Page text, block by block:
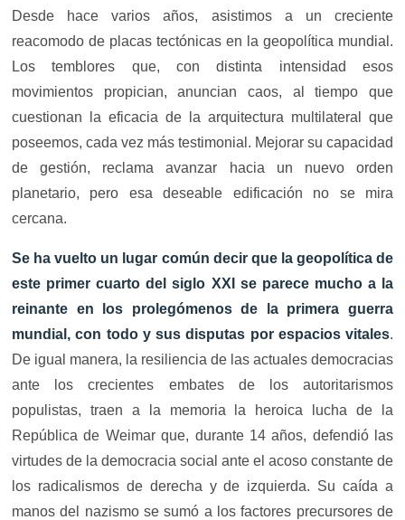
Desde hace varios años, asistimos a un creciente
reacomodo de placas tectónicas en la geopolítica mundial.
Los temblores que, con distinta intensidad esos
movimientos propician, anuncian caos, al tiempo que
cuestionan la eficacia de la arquitectura multilateral que
poseemos, cada vez más testimonial. Mejorar su capacidad
de gestión, reclama avanzar hacia un nuevo orden
planetario, pero esa deseable edificación no se mira
cercana.
Se ha vuelto un lugar común decir que la geopolítica de
este primer cuarto del siglo XXI se parece mucho a la
reinante en los prolegómenos de la primera guerra
mundial, con todo y sus disputas por espacios vitales.
De igual manera, la resiliencia de las actuales democracias
ante los crecientes embates de los autoritarismos
populistas, traen a la memoria la heroica lucha de la
República de Weimar que, durante 14 años, defendió las
virtudes de la democracia social ante el acoso constante de
los radicalismos de derecha y de izquierda. Su caída a
manos del nazismo se sumó a los factores precursores de